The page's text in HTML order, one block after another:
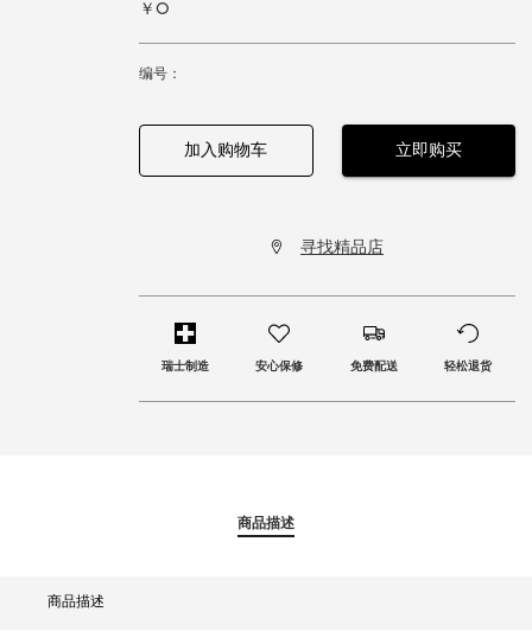
￥0
编号：
加入购物车 立即购买
寻找精品店
瑞士制造 安心保修 免费配送 轻松退货
商品描述
商品描述